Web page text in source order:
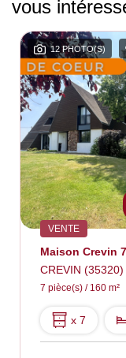
vous
12 PHOTO(S)
VENTE
CREVIN (35320)
7 pièce(s) / 160 m²
x 7